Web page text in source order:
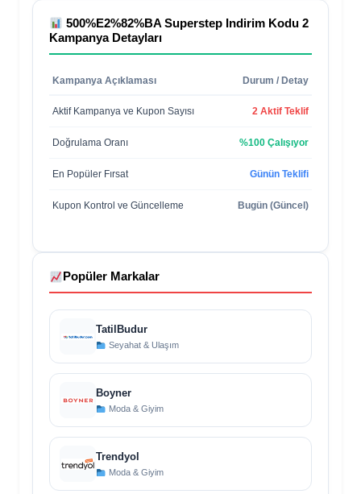
500%E2%82%BA Superstep Indirim Kodu 2
Kampanya Detayları
Kampanya Açıklaması Durum / Detay
Aktif Kampanya ve Kupon Sayısı 2 Aktif Teklif
Doğrulama Oranı %100 Çalışıyor
En Popüler Fırsat Günün Teklifi
Kupon Kontrol ve Güncelleme Bugün (Güncel)
Popüler Markalar
TatilBudur
Seyahat & Ulaşım
Boyner
Moda & Giyim
Trendyol
Moda & Giyim